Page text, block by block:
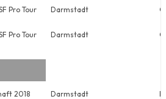
Pro Tour Darmstadt
Pro Tour Darmstadt
2018 Darmstadt